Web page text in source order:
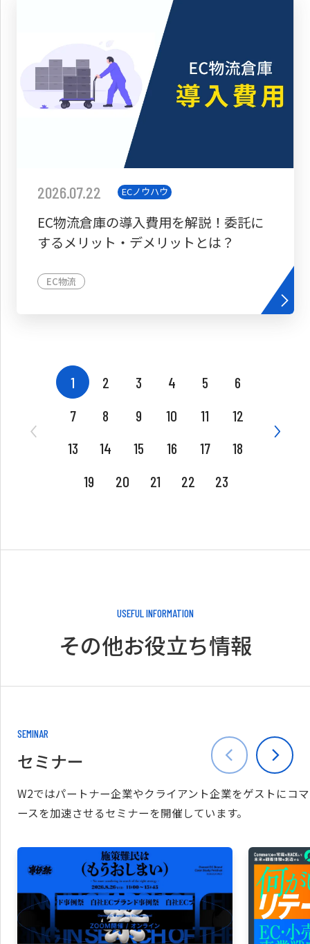
2026.07.22 ECノウハウ
EC物流倉庫の導入費用を解説！委託に
するメリット・デメリットとは？
EC物流
1 2 3 4 5
6
7
8 9 10 11
12
13
14 15 16 17
18
19
20 21 22 23
USEFUL INFORMATION
その他お役立ち情報
SEMINAR
セミナー
W2ではパートナー企業やクライアント企業をゲストにコマ
ースを加速させるセミナーを開催しています。